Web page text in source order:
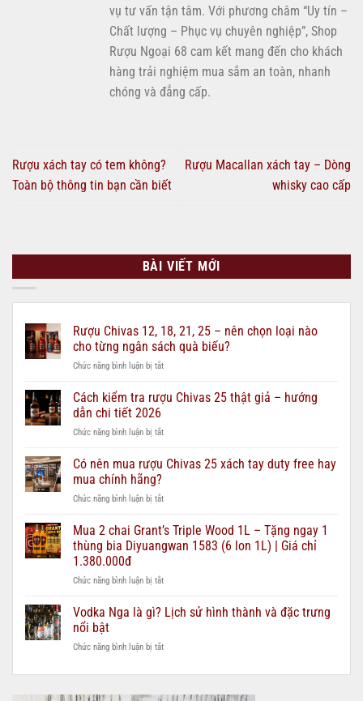
vụ tư vấn tận tâm. Với phương châm “Uy tín –
Chất lượng – Phục vụ chuyên nghiệp”, Shop
Rượu Ngoại 68 cam kết mang đến cho khách
hàng trải nghiệm mua sắm an toàn, nhanh
chóng và đẳng cấp.
Rượu xách tay có tem không?
Toàn bộ thông tin bạn cần biết
Rượu Macallan xách tay – Dòng
whisky cao cấp
BÀI VIẾT MỚI
Rượu Chivas 12, 18, 21, 25 – nên chọn loại nào
cho từng ngân sách quà biếu?
Chức năng bình luận bị tắtở
Chivas
12,
21,
–
loại
cho
từng
quà
Cách kiểm tra rượu Chivas 25 thật giả – hướng
dẫn chi tiết 2026
Chức năng bình luận bị tắtở
kiểm
Chivas
thật
giả
–
dẫn
tiết
Có nên mua rượu Chivas 25 xách tay duty free hay
mua chính hãng?
Chức năng bình luận bị tắtở
nên
rượu
25
tay
duty
hay
chính
Mua 2 chai Grant’s Triple Wood 1L – Tặng ngay 1
thùng bia Diyuangwan 1583 (6 lon 1L) | Giá chỉ
1.380.000đ
Chức năng bình luận bị tắtở
2
chai
Triple
1L
Vodka Nga là gì? Lịch sử hình thành và đặc trưng
nổi bật
Chức năng bình luận bị tắtở
Nga